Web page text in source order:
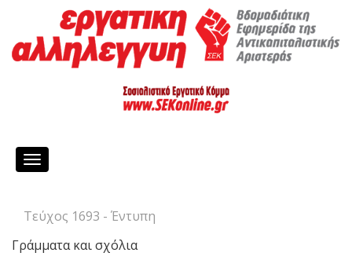
Toggle
Τεύχος 1693 - Έντυπη
Γράμματα και σχόλια